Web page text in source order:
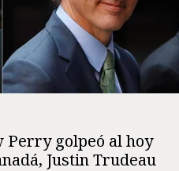
Perry golpeó al hoy
Justin Trudeau